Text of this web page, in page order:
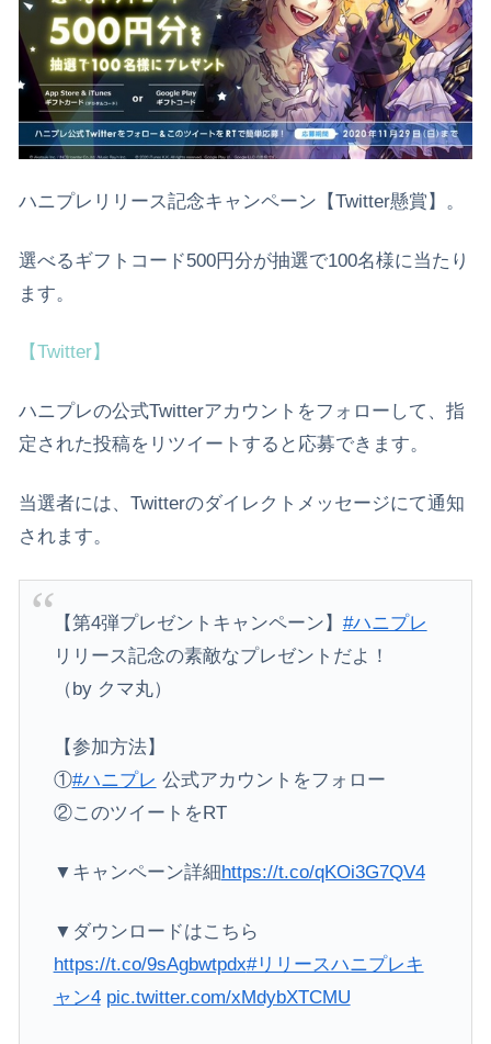
ハニプレリリース記念キャンペーン【Twitter懸賞】。
選べるギフトコード500円分が抽選で100名様に当たり
ます。
【Twitter】
ハニプレの公式Twitterアカウントをフォローして、指
定された投稿をリツイートすると応募できます。
当選者には、Twitterのダイレクトメッセージにて通知
されます。
【第4弾プレゼントキャンペーン】 #ハニプレ
リリース記念の素敵なプレゼントだよ！
（by クマ丸）
【参加方法】
①#ハニプレ 公式アカウントをフォロー
②このツイートをRT
▼キャンペーン詳細 https://t.co/qKOi3G7QV4
▼ダウンロードはこちら
https://t.co/9sAgbwtpdx#リリースハニプレキ
ャン4 pic.twitter.com/xMdybXTCMU